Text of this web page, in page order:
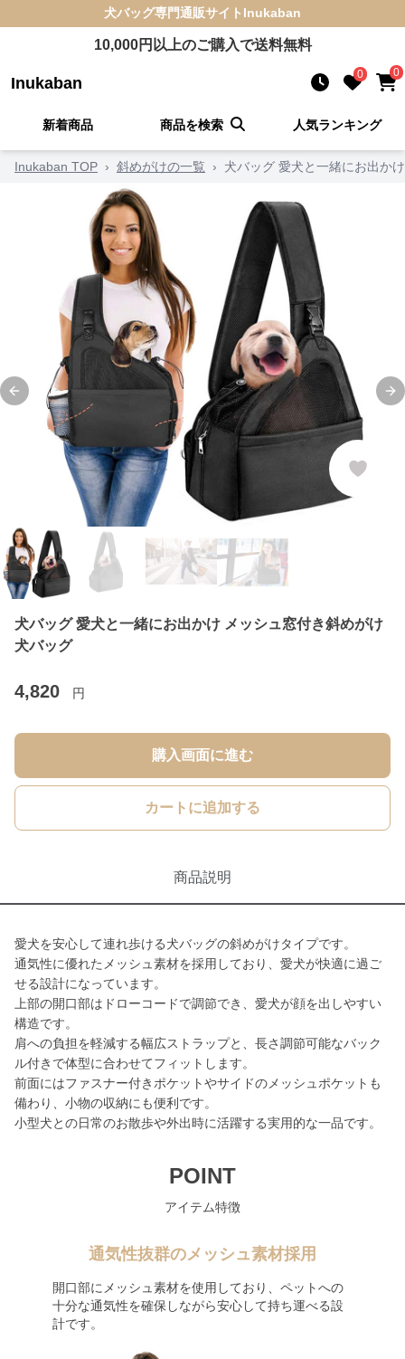
犬バッグ専門通販サイト Inukaban
10,000円以上のご購入で送料無料
Inukaban 0 0
新着商品 商品を検索 人気ランキング
Inukaban TOP › 斜めがけの一覧 › 犬バッグ 愛犬と一緒にお出か
Previous slide
犬バッグ 愛犬と一緒にお出かけ メッシュ窓付き斜めがけ
犬バッグ
4,820 円
購入画面に進む
カートに追加する
商品説明
愛犬を安心して連れ歩ける犬バッグの斜めがけタイプです。
通気性に優れたメッシュ素材を採用しており、愛犬が快適に過ご
せる設計になっています。
上部の開口部はドローコードで調節でき、愛犬が顔を出しやすい
構造です。
肩への負担を軽減する幅広ストラップと、長さ調節可能なバック
ル付きで体型に合わせてフィットします。
前面にはファスナー付きポケットやサイドのメッシュポケットも
備わり、小物の収納にも便利です。
小型犬との日常のお散歩や外出時に活躍する実用的な一品です。
POINT
アイテム特徴
通気性抜群のメッシュ素材採用
開口部にメッシュ素材を使用しており、ペットへの
十分な通気性を確保しながら安心して持ち運べる設
計です。